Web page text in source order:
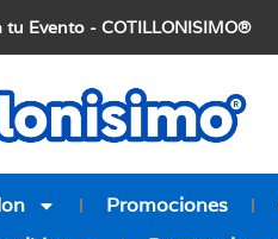
Evento - COTILLONISIMO®
Promociones